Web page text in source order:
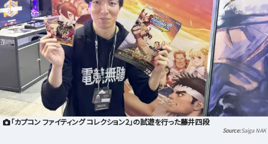
「カプコン ファイティング コレクション2」の試遊を行った藤井四段
Saiga NAK